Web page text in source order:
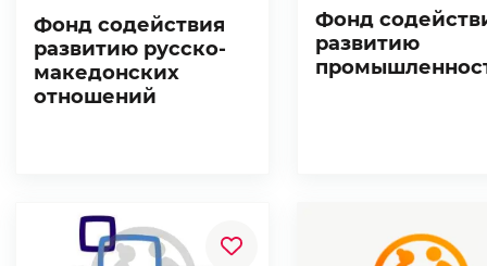
Фонд содействия
развитию русско-
македонских
отношений
Фонд
развитию